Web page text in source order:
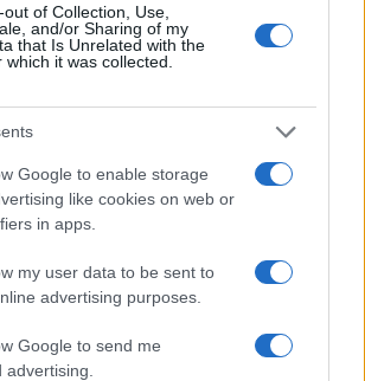
of Collection, Use,
and/or Sharing of my
that Is Unrelated with the
it was collected.
Google to enable storage
like cookies on web or
in apps.
my user data to be sent to
advertising purposes.
Google to send me
του 112
Αγίου
Καλύβια –
στη
Η Μαρία
απαντά για τις
αποχωρήσεις:
αντιληφθεί το